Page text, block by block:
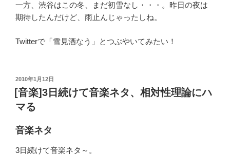
一方、渋谷はこの冬、まだ初雪なし・・・。昨日の夜は
期待したんだけど、雨止んじゃったしね。
Twitterで「雪見酒なう」とつぶやいてみたい！
投
稿
日:
2010年1月12日
[音楽]3日続けて音楽ネタ、相対性理論にハ
マる
音楽ネタ
3日続けて音楽ネタ～。